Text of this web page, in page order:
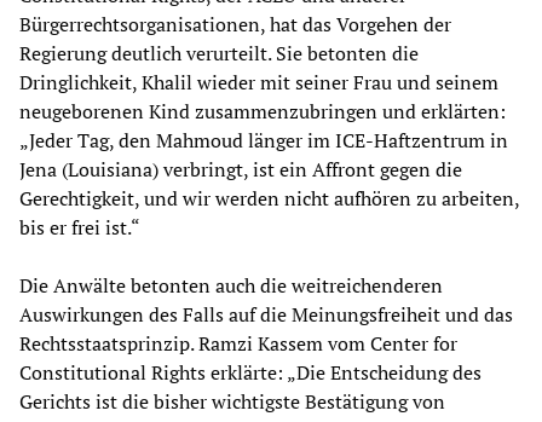
Bürgerrechtsorganisationen, hat das Vorgehen der
Regierung deutlich verurteilt. Sie betonten die
Dringlichkeit, Khalil wieder mit seiner Frau und seinem
neugeborenen Kind zusammenzubringen und erklärten:
„Jeder Tag, den Mahmoud länger im ICE-Haftzentrum in
Jena (Louisiana) verbringt, ist ein Affront gegen die
Gerechtigkeit, und wir werden nicht aufhören zu arbeiten,
bis er frei ist.“
Die Anwälte betonten auch die weitreichenderen
Auswirkungen des Falls auf die Meinungsfreiheit und das
Rechtsstaatsprinzip. Ramzi Kassem vom Center for
Constitutional Rights erklärte: „Die Entscheidung des
Gerichts ist die bisher wichtigste Bestätigung von